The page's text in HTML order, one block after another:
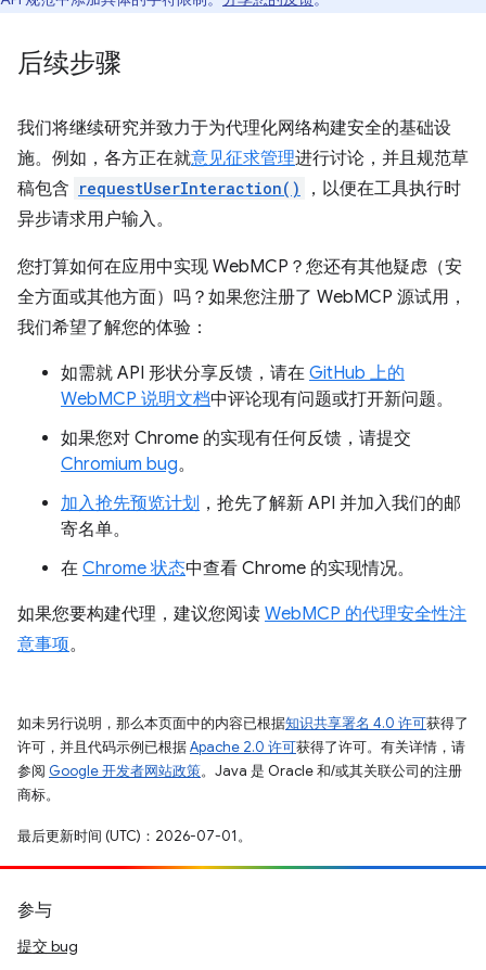
后续步骤
我们将继续研究并致力于为代理化网络构建安全的基础设
施。例如，各方正在就意见征求管理进行讨论，并且规范草
稿包含 requestUserInteraction()
，以便在工具执行时
异步请求用户输入。
您打算如何在应用中实现 WebMCP？您还有其他疑虑（安
全方面或其他方面）吗？如果您注册了 WebMCP 源试用，
我们希望了解您的体验：
如需就 API 形状分享反馈，请在 GitHub 上的
WebMCP 说明文档中评论现有问题或打开新问题。
如果您对 Chrome 的实现有任何反馈，请提交
Chromium bug。
加入抢先预览计划 ，抢先了解新 API 并加入我们的邮
寄名单。
在 Chrome 状态中查看 Chrome 的实现情况。
如果您要构建代理，建议您阅读 WebMCP 的代理安全性注
意事项。
如未另行说明，那么本页面中的内容已根据知识共享署名 4.0 许可获得了
许可，并且代码示例已根据Apache 2.0 许可获得了许可。有关详情，请
参阅 Google 开发者网站政策。Java 是 Oracle 和/或其关联公司的注册
商标。
最后更新时间 (UTC)：2026-07-01。
参与
提交 bug